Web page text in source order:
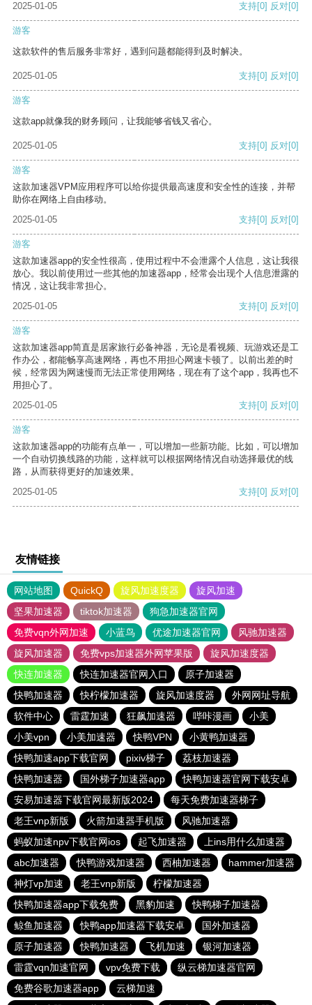
2025-01-05 支持[0] 反对[0]
游客
这款软件的售后服务非常好，遇到问题都能得到及时解决。
2025-01-05 支持[0] 反对[0]
游客
这款app就像我的财务顾问，让我能够省钱又省心。
2025-01-05 支持[0] 反对[0]
游客
这款加速器VPM应用程序可以给你提供最高速度和安全性的连接，并帮
助你在网络上自由移动。
2025-01-05
支持[0] 反对[0]
游客
这款加速器app的安全性很高，使用过程中不会泄露个人信息，这让我很
放心。我以前使用过一些其他的加速器app，经常会出现个人信息泄露的
情况，这让我非常担心。
2025-01-05
支持[0] 反对[0]
游客
这款加速器app简直是居家旅行必备神器，无论是看视频、玩游戏还是工
作办公，都能畅享高速网络，再也不用担心网速卡顿了。以前出差的时
候，经常因为网速慢而无法正常使用网络，现在有了这个app，我再也不
用担心了。
2025-01-05
支持[0] 反对[0]
游客
这款加速器app的功能有点单一，可以增加一些新功能。比如，可以增加
一个自动切换线路的功能，这样就可以根据网络情况自动选择最优的线
路，从而获得更好的加速效果。
2025-01-05
支持[0] 反对[0]
友情链接
网站地图 QuickQ 旋风加速度器
旋风加速
坚果加速器
tiktok加速器
狗急加速器官网
免费vqn外网加速
小蓝鸟 优途加速器官网
风驰加速器
旋风加速器
免费vps加速器外网苹果版
旋风加速度器
快连加速器
快连加速器官网入口
原子加速器
快鸭加速器
快柠檬加速器 旋风加速度器
外网网址导航
软件中心
雷霆加速 狂飙加速器 哔咔漫画
小美
小美vpn
小美加速器 快鸭VPN
小黄鸭加速器
快鸭加速app下载官网
pixiv梯子
荔枝加速器
快鸭加速器
国外梯子加速器app
快鸭加速器官网下载安卓
安易加速器下载官网最新版2024
每天免费加速器梯子
老王vnp新版
火箭加速器手机版
风驰加速器
蚂蚁加速npv下载官网ios
起飞加速器
上ins用什么加速器
abc加速器
快鸭游戏加速器 西柚加速器
hammer加速器
神灯vp加速
老王vnp新版
柠檬加速器
快鸭加速器app下载免费
黑豹加速
快鸭梯子加速器
鲸鱼加速器
快鸭app加速器下载安卓
国外加速器
原子加速器
快鸭加速器 飞机加速
银河加速器
雷霆vqn加速官网
vpv免费下载
纵云梯加速器官网
免费谷歌加速器app
云梯加速